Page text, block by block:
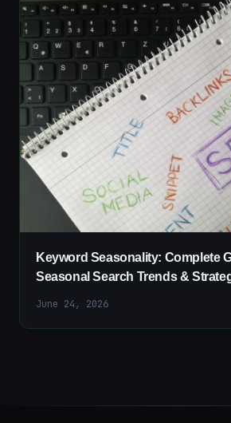
Keyword Seasonality: Complete
Seasonal Search Trends &
June 24, 2026